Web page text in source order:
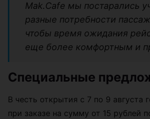
Mak.Cafe мы постарались
разные потребности
чтобы время ожидания
еще более комфортным и
Специальные
В честь открытия с 7 по 9 августа
при заказе на сумму от 15 рублей